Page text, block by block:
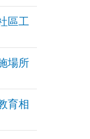
區工
場所
育相